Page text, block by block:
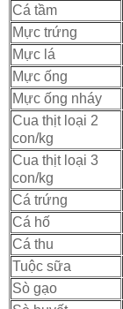
Cá tầm
Mực trứng
Mực lá
Mực ống
Mực ống nháy
Cua thịt loại 2
con/kg
Cua thịt loại 3
con/kg
Cá trứng
Cá hố
Cá thu
Tuộc sữa
Sò gạo